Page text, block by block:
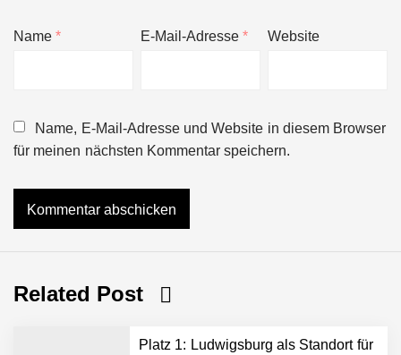
Name* E-Mail-Adresse* Website
Name, E-Mail-Adresse und Website in diesem Browser
für meinen nächsten Kommentar speichern.
Related Post
Platz 1: Ludwigsburg als Standort für